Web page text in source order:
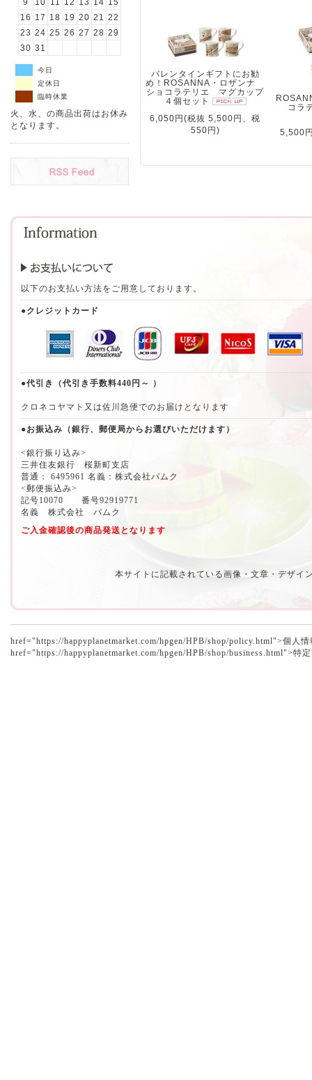
16
17 18 19 20 21
22
23 24 25 26 27 28 29
30 31
今日
定休日
臨時休業
火、水、の商品出荷はお休み
となります。
バレンタインギフトにお勧
め！ROSANNA・ロザンナ
ショコラテリエ マグカップ
４個セット
6,050円(税抜 5,500円、税
550円)
コラ
5,500
以下のお支払い方法をご用意しております。
●クレジットカード
●代引き（代引き手数料440円～ ）
クロネコヤマト又は佐川急便でのお届けとなります
●お振込み（銀行、郵便局からお選びいただけます）
<銀行振り込み>
三井住友銀行 桜新町支店
普通： 6495961 名義：株式会社パムク
<郵便振込み>
記号10070 番号92919771
名義 株式会社 パムク
ご入金確認後の商品発送となります
本サイトに記載されている画像・文章・デザイ
href="https://happyplanetmarket.com/hpgen/HPB/shop/policy.html">個人
href="https://happyplanetmarket.com/hpgen/HPB/shop/business.html">特